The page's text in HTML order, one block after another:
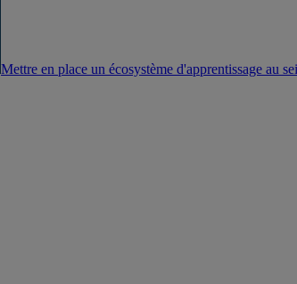
Mettre en place un écosystème d'apprentissage au